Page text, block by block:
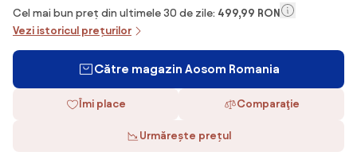
Cel mai bun preț din ultimele 30 de zile: 499,99 RON
Vezi istoricul prețurilor
Către magazin Aosom Romania
Îmi place Comparaţie
Urmărește prețul